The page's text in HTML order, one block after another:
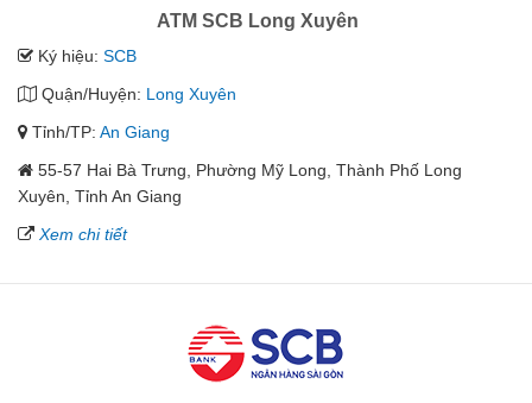
ATM SCB Long Xuyên
Ký hiệu: SCB
Quận/Huyện: Long Xuyên
Tỉnh/TP: An Giang
55-57 Hai Bà Trưng, Phường Mỹ Long, Thành Phố Long
Xuyên, Tỉnh An Giang
Xem chi tiết